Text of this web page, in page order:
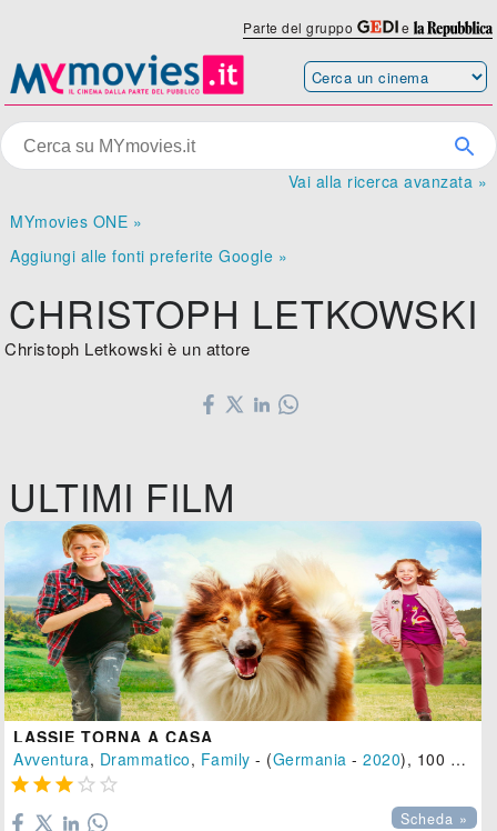
Parte del gruppo e
Vai alla ricerca avanzata »
MYmovies ONE »
Aggiungi alle fonti preferite Google »
CHRISTOPH LETKOWSKI
Christoph Letkowski è un attore
ULTIMI FILM
LASSIE TORNA A CASA
Avventura, Drammatico, Family - (Germania -2020), 100 min.
    
Scheda »